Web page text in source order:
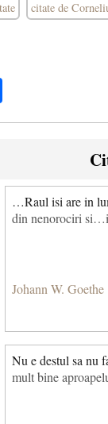
citate de
…Raul isi are in
din nenorociri
Johann W. Goethe
Nu e destul sa nu
mult bine